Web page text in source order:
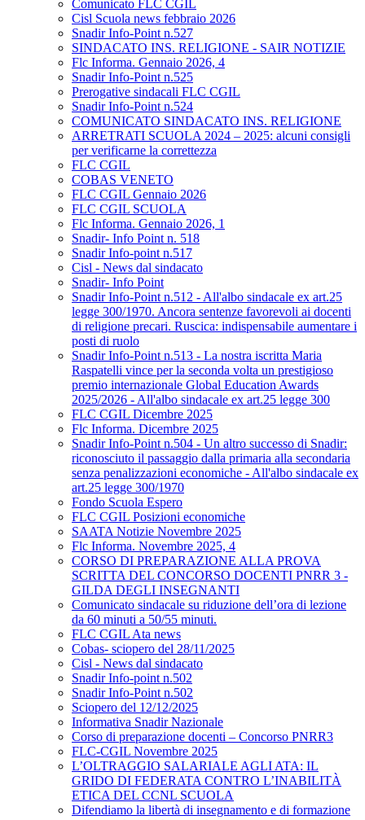
Comunicato FLC CGIL
Cisl Scuola news febbraio 2026
Snadir Info-Point n.527
SINDACATO INS. RELIGIONE - SAIR NOTIZIE
Flc Informa. Gennaio 2026, 4
Snadir Info-Point n.525
Prerogative sindacali FLC CGIL
Snadir Info-Point n.524
COMUNICATO SINDACATO INS. RELIGIONE
ARRETRATI SCUOLA 2024 – 2025: alcuni consigli
per verificarne la correttezza
FLC CGIL
COBAS VENETO
FLC CGIL Gennaio 2026
FLC CGIL SCUOLA
Flc Informa. Gennaio 2026, 1
Snadir- Info Point n. 518
Snadir Info-point n.517
Cisl - News dal sindacato
Snadir- Info Point
Snadir Info-Point n.512 - All'albo sindacale ex art.25
legge 300/1970. Ancora sentenze favorevoli ai docenti
di religione precari. Ruscica: indispensabile aumentare i
posti di ruolo
Snadir Info-Point n.513 - La nostra iscritta Maria
Raspatelli vince per la seconda volta un prestigioso
premio internazionale Global Education Awards
2025/2026 - All'albo sindacale ex art.25 legge 300
FLC CGIL Dicembre 2025
Flc Informa. Dicembre 2025
Snadir Info-Point n.504 - Un altro successo di Snadir:
riconosciuto il passaggio dalla primaria alla secondaria
senza penalizzazioni economiche - All'albo sindacale ex
art.25 legge 300/1970
Fondo Scuola Espero
FLC CGIL Posizioni economiche
SAATA Notizie Novembre 2025
Flc Informa. Novembre 2025, 4
CORSO DI PREPARAZIONE ALLA PROVA
SCRITTA DEL CONCORSO DOCENTI PNRR 3 -
GILDA DEGLI INSEGNANTI
Comunicato sindacale su riduzione dell’ora di lezione
da 60 minuti a 50/55 minuti.
FLC CGIL Ata news
Cobas- sciopero del 28/11/2025
Cisl - News dal sindacato
Snadir Info-point n.502
Snadir Info-Point n.502
Sciopero del 12/12/2025
Informativa Snadir Nazionale
Corso di preparazione docenti – Concorso PNRR3
FLC-CGIL Novembre 2025
L’OLTRAGGIO SALARIALE AGLI ATA: IL
GRIDO DI FEDERATA CONTRO L’INABILITÀ
ETICA DEL CCNL SCUOLA
Difendiamo la libertà di insegnamento e di formazione